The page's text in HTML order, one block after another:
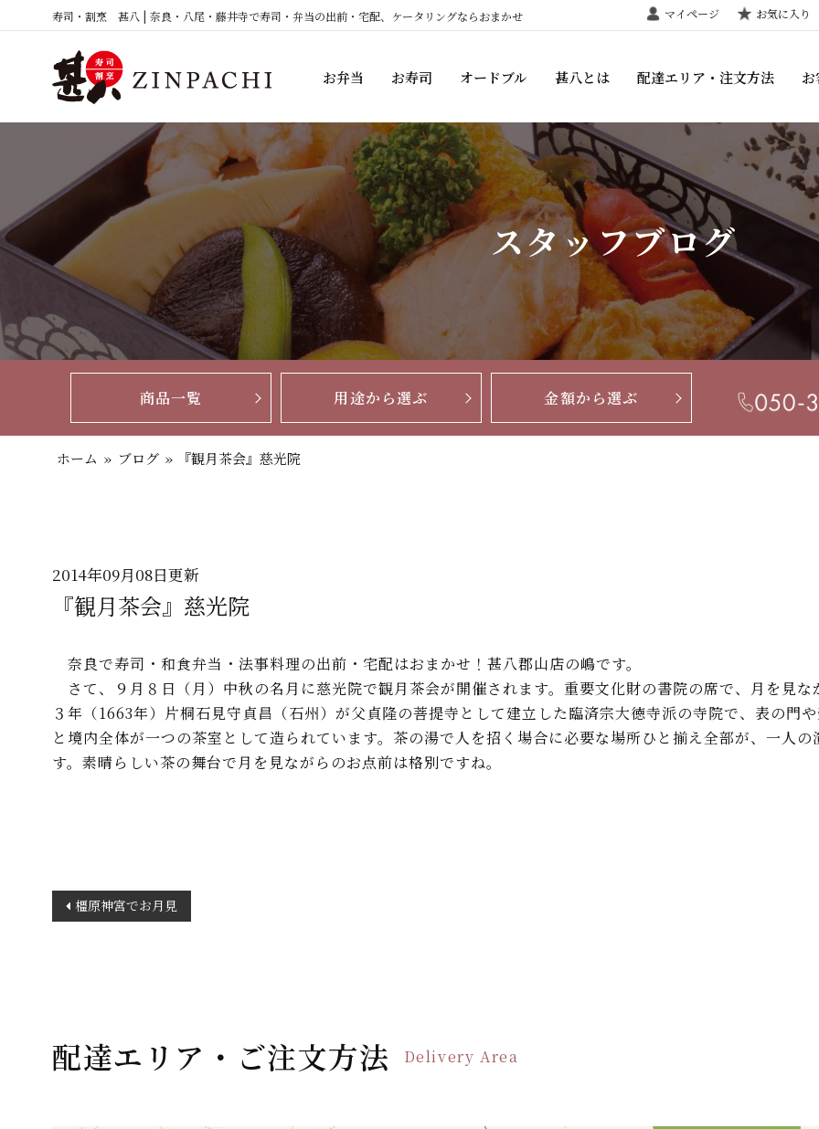
ン
プ
寿司・割烹 甚八 | 奈良・八尾・藤井寺で寿司・弁当の出前・宅配、ケータリングならおまかせ マイページ お気に入り
お弁当 お寿司 オードブル 甚八とは 配達エリア・注文方法
スタッフブログ
商品一覧 用途から選ぶ 金額から選ぶ
ホーム » ブログ » 『観月茶会』慈光院
2014年09月08日更新
『観月茶会』慈光院
奈良で寿司・和食弁当・法事料理の出前・宅配はおまかせ！甚八郡山店の嶋です。
さて、９月８日（月）中秋の名月に慈光院で観月茶会が開催されます。重要文化財の書院の席で、月を見
３年（1663年）片桐石見守貞昌（石州）が父貞隆の菩提寺として建立した臨済宗大徳寺派の寺院で、表の門
と境内全体が一つの茶室として造られています。茶の湯で人を招く場合に必要な場所ひと揃え全部が、一人
す。素晴らしい茶の舞台で月を見ながらのお点前は格別ですね。
稿
シ
ョ
橿原神宮でお月見
配達エリア・ご注文方法 Delivery Area